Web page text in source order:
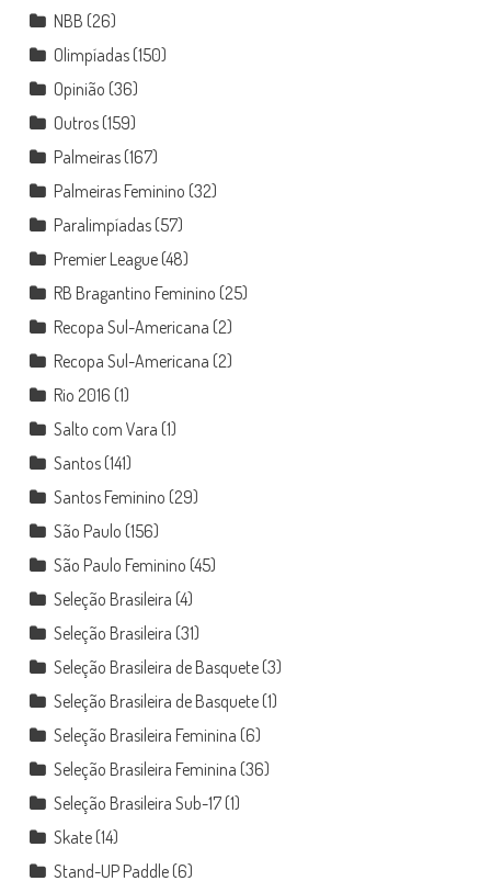
NBB (26)
Olimpíadas(150)
Opinião (36)
Outros(159)
Palmeiras(167)
Palmeiras Feminino (32)
Paralimpíadas(57)
Premier League(48)
RB Bragantino Feminino (25)
Recopa Sul-Americana (2)
Recopa Sul-Americana (2)
Rio 2016 (1)
Salto com Vara (1)
Santos(141)
Santos Feminino (29)
São Paulo (156)
São Paulo Feminino (45)
Seleção Brasileira (4)
Seleção Brasileira (31)
Seleção Brasileira de Basquete(3)
Seleção Brasileira de Basquete(1)
Seleção Brasileira Feminina (6)
Seleção Brasileira Feminina (36)
Seleção Brasileira Sub-17(1)
Skate(14)
Stand-UP Paddle(6)